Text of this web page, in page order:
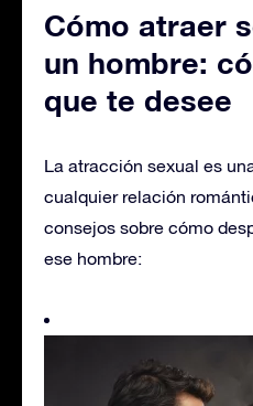
Cómo atraer
un hombre:
que te desee
La atracción sexual es
cualquier relación
consejos sobre cómo
ese hombre: